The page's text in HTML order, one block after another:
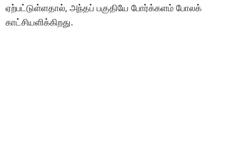
ஏற்பட்டுள்ளதால், அந்தப் பகுதியே போர்க்களம் போலக்
காட்சியளிக்கிறது.